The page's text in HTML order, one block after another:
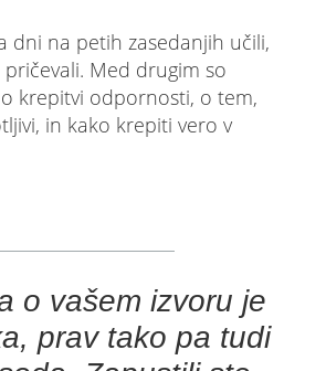
dni na petih zasedanjih učili,
Med drugim so
krepitvi odpornosti, o tem,
in kako krepiti vero v
o vašem izvoru je
prav tako pa tudi